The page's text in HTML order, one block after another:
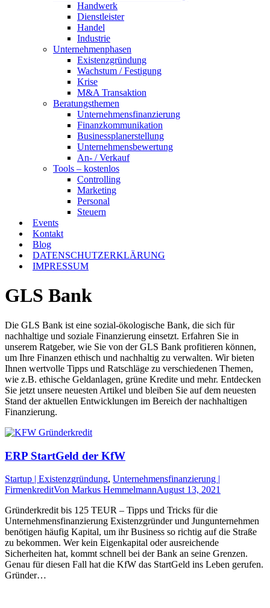
Handwerk
Dienstleister
Handel
Industrie
Unternehmenphasen
Existenzgründung
Wachstum / Festigung
Krise
M&A Transaktion
Beratungsthemen
Unternehmensfinanzierung
Finanzkommunikation
Businessplanerstellung
Unternehmensbewertung
An- / Verkauf
Tools – kostenlos
Controlling
Marketing
Personal
Steuern
Events
Kontakt
Blog
DATENSCHUTZERKLÄRUNG
IMPRESSUM
GLS Bank
Die GLS Bank ist eine sozial-ökologische Bank, die sich für
nachhaltige und soziale Finanzierung einsetzt. Erfahren Sie in
unserem Ratgeber, wie Sie von der GLS Bank profitieren können,
um Ihre Finanzen ethisch und nachhaltig zu verwalten. Wir bieten
Ihnen wertvolle Tipps und Ratschläge zu verschiedenen Themen,
wie z.B. ethische Geldanlagen, grüne Kredite und mehr. Entdecken
Sie jetzt unsere neuesten Artikel und bleiben Sie auf dem neuesten
Stand der aktuellen Entwicklungen im Bereich der nachhaltigen
Finanzierung.
ERP StartGeld der KfW
Startup | Existenzgründung, Unternehmensfinanzierung |
FirmenkreditVon Markus HemmelmannAugust 13, 2021
Gründerkredit bis 125 TEUR – Tipps und Tricks für die
Unternehmensfinanzierung Existenzgründer und Jungunternehmen
benötigen häufig Kapital, um ihr Business so richtig auf die Straße
zu bekommen. Wer kein Eigenkapital oder ausreichende
Sicherheiten hat, kommt schnell bei der Bank an seine Grenzen.
Genau für diesen Fall hat die KfW das StartGeld ins Leben gerufen.
Gründer…